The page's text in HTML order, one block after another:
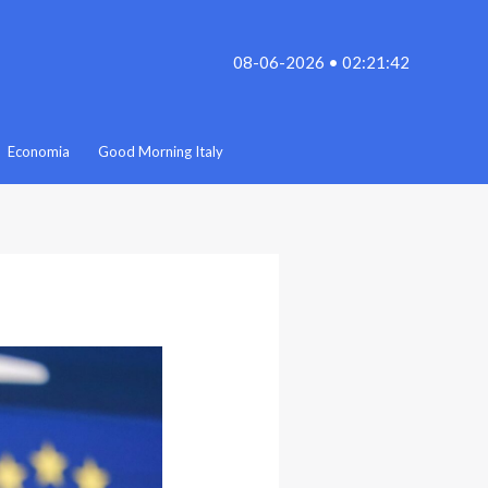
08-06-2026 • 02:21:42
Economia Good Morning Italy